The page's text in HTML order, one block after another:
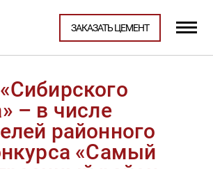
ЗАКАЗАТЬ ЦЕМЕНТ
– в числе
районного
«Самый